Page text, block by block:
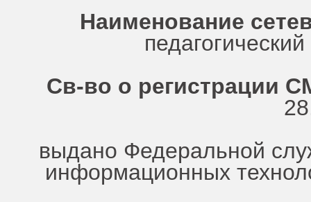
Наименование
Св-во о регистрации
выдано Федеральной
информационных